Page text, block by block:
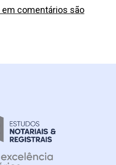
comentários são